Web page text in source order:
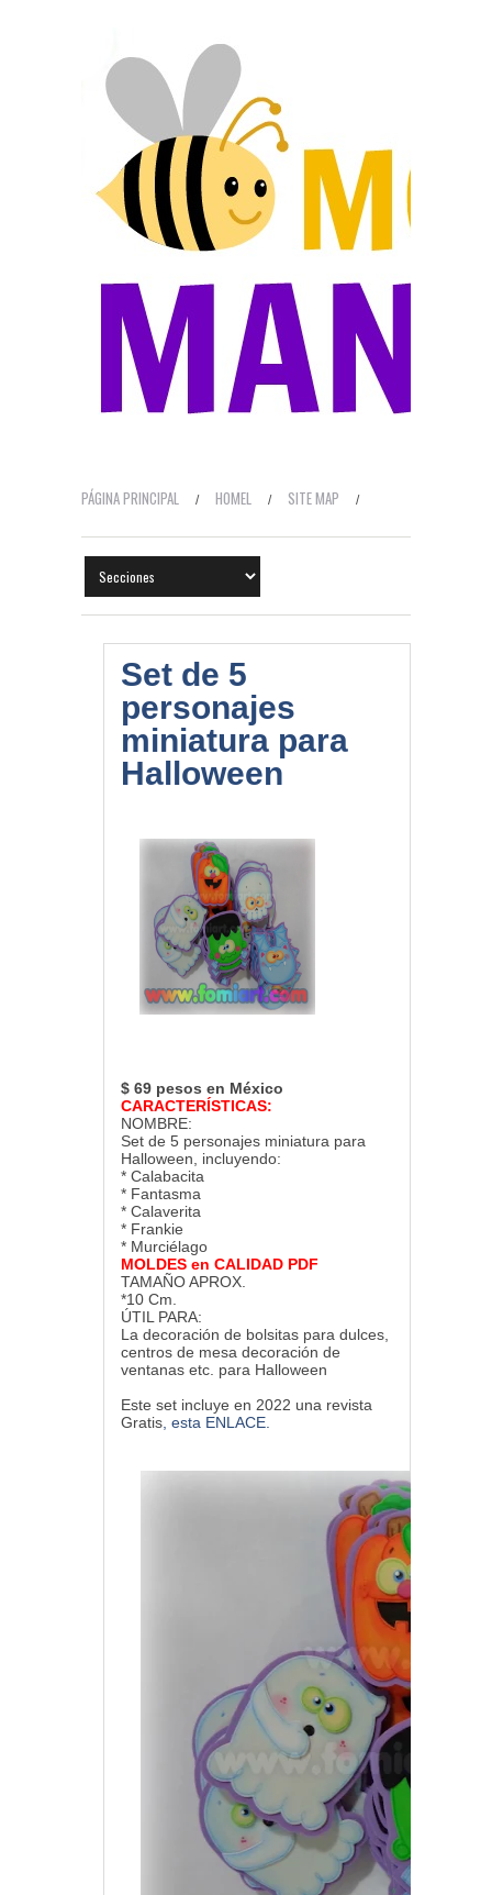
PÁGINA PRINCIPAL HOMEL
SITE MAP
CONTACTO
TEMAS HOT
Set de 5
personajes
miniatura para
Halloween
$ 69 pesos en México
CARACTERÍSTICAS:
NOMBRE:
Set de 5 personajes miniatura para
Halloween, incluyendo:
* Calabacita
* Fantasma
* Calaverita
* Frankie
* Murciélago
MOLDES en CALIDAD PDF
TAMAÑO APROX.
*10 Cm.
ÚTIL PARA:
La decoración de bolsitas para dulces,
centros de mesa decoración de
ventanas etc. para Halloween
Este set incluye en 2022 una revista
Gratis , esta ENLACE.